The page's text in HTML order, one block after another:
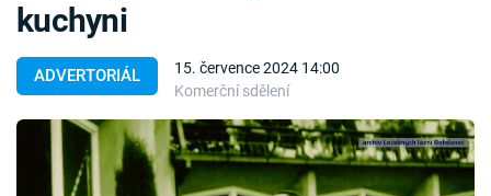
Témata
Témata
Pořady
ADVERTORIÁL
15. července 2024 14:00
Komerční sdělení
kuchyni